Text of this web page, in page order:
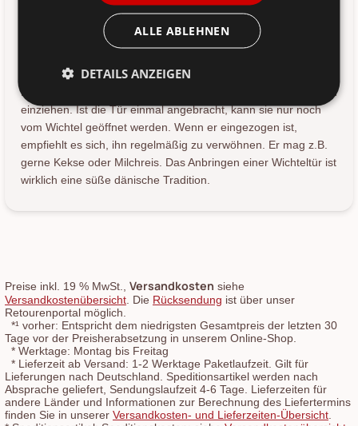
Box-Set mit Tür, Leiter, Stallfenster, Eimer, Pantoffeln. OHNE
Mit einer Dänischen Nissedør kann der Wichtel sofort bei Euch
einziehen. Ist die Tür einmal angebracht, kann sie nur noch
vom Wichtel geöffnet werden. Wenn er eingezogen ist,
empfiehlt es sich, ihn regelmäßig zu verwöhnen. Er mag z.B.
gerne Kekse oder Milchreis. Das Anbringen einer Wichteltür ist
wirklich eine süße dänische Tradition.
Preise inkl. 19 % MwSt., Versandkosten siehe
Versandkostenübersicht. Die Rücksendung ist über unser
Retourenportal möglich.
*¹ vorher: Entspricht dem niedrigsten Gesamtpreis der letzten 30
Tage vor der Preisherabsetzung in unserem Online-Shop.
* Werktage: Montag bis Freitag
* Lieferzeit ab Versand: 1-2 Werktage Paketlaufzeit. Gilt für
Lieferungen nach Deutschland. Speditionsartikel werden nach
Absprache geliefert, Sendungslaufzeit 4-6 Tage. Lieferzeiten für
andere Länder und Informationen zur Berechnung des Liefertermins
finden Sie in unserer Versandkosten- und Lieferzeiten-Übersicht.
ALLE ABLEHNEN
DETAILS ANZEIGEN